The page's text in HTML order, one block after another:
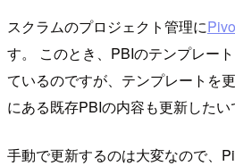
スクラムのプロジェクト管理に
す。 このとき、PBIのテンプレー
ているのですが、テンプレートを
にある既存PBIの内容も更新したい
手動で更新するのは大変なので、